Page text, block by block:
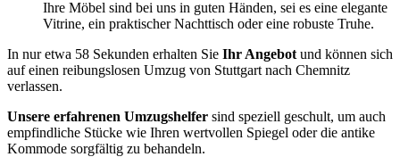
Ihre Möbel sind bei uns in guten Händen, sei es eine elegante
Vitrine, ein praktischer Nachttisch oder eine robuste Truhe.
In nur etwa 58 Sekunden erhalten Sie Ihr Angebot und können sich
auf einen reibungslosen Umzug von Stuttgart nach Chemnitz
verlassen.
Unsere erfahrenen Umzugshelfer sind speziell geschult, um auch
empfindliche Stücke wie Ihren wertvollen Spiegel oder die antike
Kommode sorgfältig zu behandeln.